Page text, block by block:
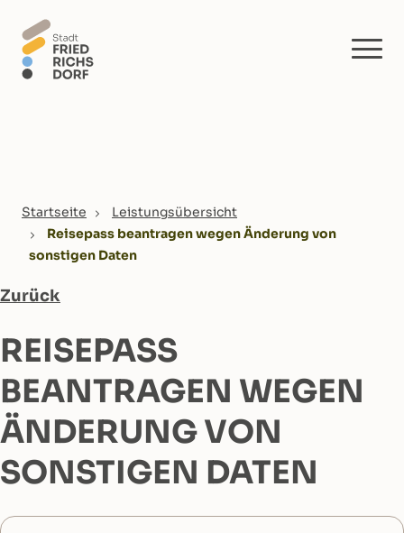
You are here:
Startseite
Leistungsübersicht
Reisepass beantragen wegen Änderung von
sonstigen Daten
Zurück
REISEPASS
BEANTRAGEN WEGEN
ÄNDERUNG VON
SONSTIGEN DATEN